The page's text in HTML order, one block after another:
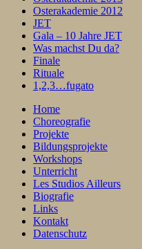
Osterakademie 2012
JET
Gala – 10 Jahre JET
Was machst Du da?
Finale
Rituale
1,2,3…fugato
Home
Choreografie
Projekte
Bildungsprojekte
Workshops
Unterricht
Les Studios Ailleurs
Biografie
Links
Kontakt
Datenschutz